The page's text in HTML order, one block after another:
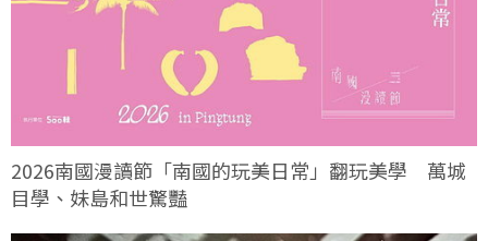
2026南國漫讀節「南國的玩美日常」翻玩美學 萬城
目學、妹島和世驚豔